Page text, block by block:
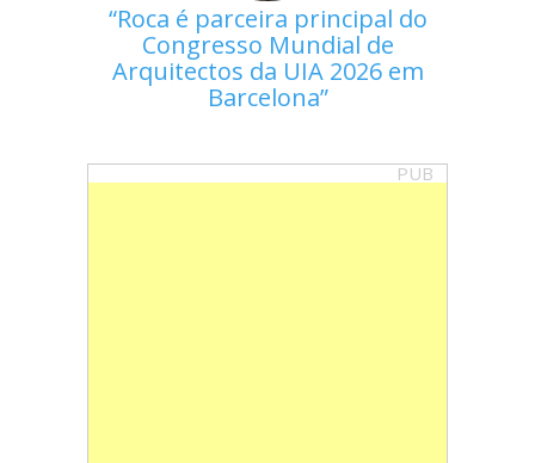
Roca é parceira principal do
Congresso Mundial de
Arquitectos da UIA 2026 em
Barcelona
PUB